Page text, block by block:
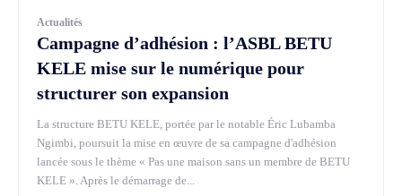
Actualités
Campagne d’adhésion : l’ASBL BETU
KELE mise sur le numérique pour
structurer son expansion
La structure BETU KELE, portée par le notable Éric Lubamba
Ngimbi, poursuit la mise en œuvre de sa campagne d'adhésion
lancée sous le thème « Pas une maison sans un membre de BETU
KELE ». Après le démarrage de...